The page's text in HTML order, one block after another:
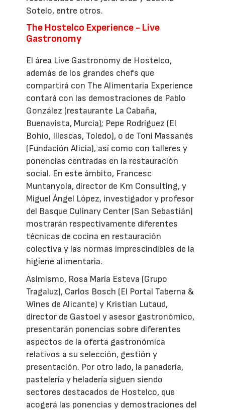
Sotelo, entre otros.
The Hostelco Experience - Live
Gastronomy
El área Live Gastronomy de Hostelco,
además de los grandes chefs que
compartirá con The Alimentaria Experience
contará con las demostraciones de Pablo
González (restaurante La Cabaña,
Buenavista, Murcia); Pepe Rodríguez (El
Bohío, Illescas, Toledo), o de Toni Massanés
(Fundación Alicia), así como con talleres y
ponencias centradas en la restauración
social. En este ámbito, Francesc
Muntanyola, director de Km Consulting, y
Miguel Ángel López, investigador y profesor
del Basque Culinary Center (San Sebastián)
mostrarán respectivamente diferentes
técnicas de cocina en restauración
colectiva y las normas imprescindibles de la
higiene alimentaria.
Asimismo, Rosa María Esteva (Grupo
Tragaluz), Carlos Bosch (El Portal Taberna &
Wines de Alicante) y Kristian Lutaud,
director de Gastoel y asesor gastronómico,
presentarán ponencias sobre diferentes
aspectos de la oferta gastronómica
relativos a su selección, gestión y
presentación. Por otro lado, la panadería,
pastelería y heladería siguen siendo
sectores destacados de Hostelco, que
acogerá las ponencias y demostraciones del